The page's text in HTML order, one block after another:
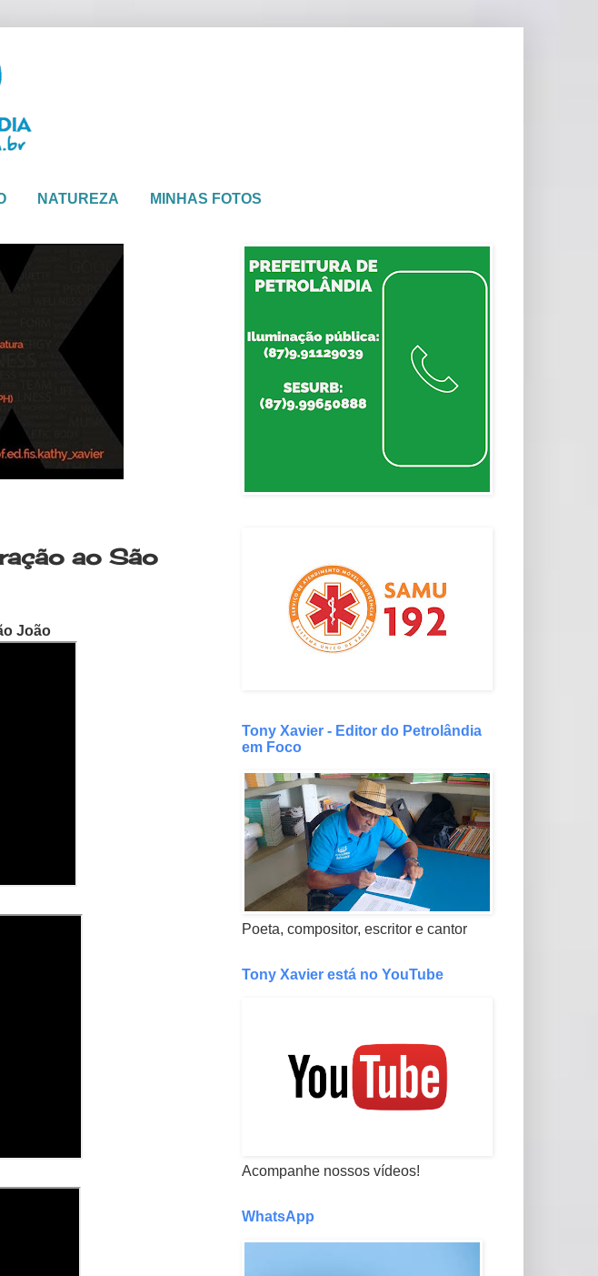
NATUREZA MINHAS FOTOS
ao São
João
Tony Xavier - Editor do Petrolândia
em Foco
Poeta, compositor, escritor e cantor
Tony Xavier está no YouTube
Acompanhe nossos vídeos!
WhatsApp